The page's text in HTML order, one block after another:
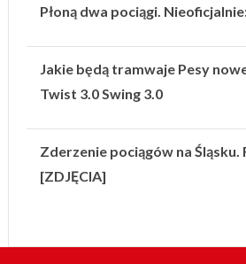
Płoną dwa pociągi.
Jakie będą tramwaje Pesy
Twist 3.0 Swing 3.0
Zderzenie pociągów na Śląsku.
[ZDJĘCIA]